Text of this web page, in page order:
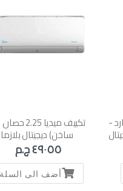
(بارد - تكييف ميديا
ساخن) ديجيتال بلازما
٤٩٠٥٥ ج.م
أضف الى السلة